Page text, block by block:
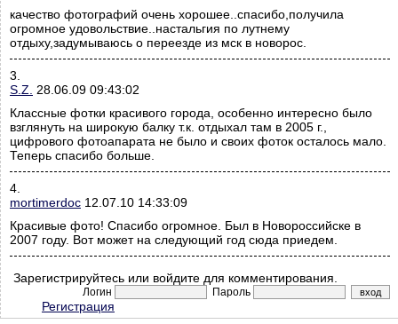
качество фотографий очень хорошее..спасибо,получила
огромное удовольствие..настальгия по лутнему
отдыху,задумываюсь о переезде из мск в новорос.
3.
S.Z. 28.06.09 09:43:02
Классные фотки красивого города, особенно интересно было
взглянуть на широкую балку т.к. отдыхал там в 2005 г.,
цифрового фотоапарата не было и своих фоток осталось мало.
Теперь спасибо больше.
4.
mortimerdoc 12.07.10 14:33:09
Красивые фото! Спасибо огромное. Был в Новороссийске в
2007 году. Вот может на следующий год сюда приедем.
Зарегистрируйтесь или войдите для комментирования.
Логин Пароль
Регистрация